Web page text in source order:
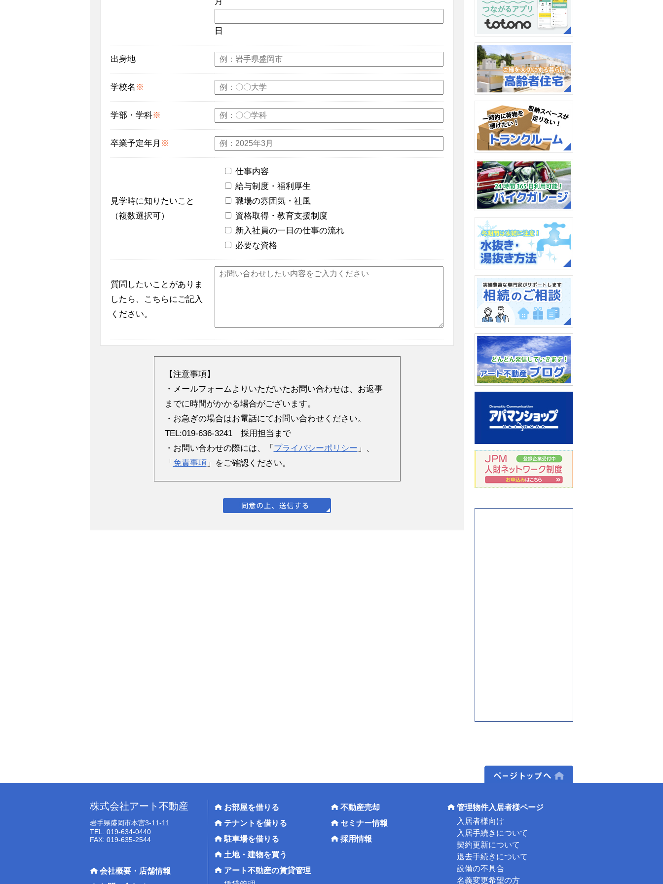
日
出身地
学校名 ※
学部・学科※
卒業予定年月 ※
見学時に知りたいこと
（複数選択可）
仕事内容
給与制度・福利厚生
職場の雰囲気・社風
資格取得・教育支援制度
新入社員の一日の仕事の流れ
必要な資格
質問したいことがありま
したら、こちらにご記入
ください。
【注意事項】
・メールフォームよりいただいたお問い合わせは、お返事
までに時間がかかる場合がございます。
・お急ぎの場合はお電話にてお問い合わせください。
TEL:019-636-3241 採用担当まで
・お問い合わせの際には、「 プライバシーポリシー 」、
「 免責事項 」をご確認ください。
【WealthPark（ウェルスパ
ーク）ビジネス】導入のお
知らせ
アプリを使って暮らしをも
っと便利に、快適に。
高齢者住宅アルテプラド：
住み慣れた家のように。
トランクルーム：一時的に
荷物を預けたい、収納スペ
ースがたりない、そんな時
に。
バイクガレージ：24時間
365日利用可能！
水抜き・湯抜き方法
相続のご相談
アート不動産ブログ：どん
どん発信していきます！
岩手県盛岡市のアパマンシ
ョップ
株式会社アート不動産
岩手県盛岡市本宮3-11-11
TEL: 019-634-0440
FAX: 019-635-2544
会社概要・店舗情報
お部屋を借りる
テナントを借りる
駐車場を借りる
土地・建物を買う
アート不動産の賃貸管理
不動産売却
セミナー情報
採用情報
管理物件入居者様ページ
入居者様向け
入居手続きについて
契約更新について
退去手続きについて
設備の不具合
名義変更希望の方